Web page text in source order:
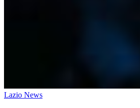
Lazio News